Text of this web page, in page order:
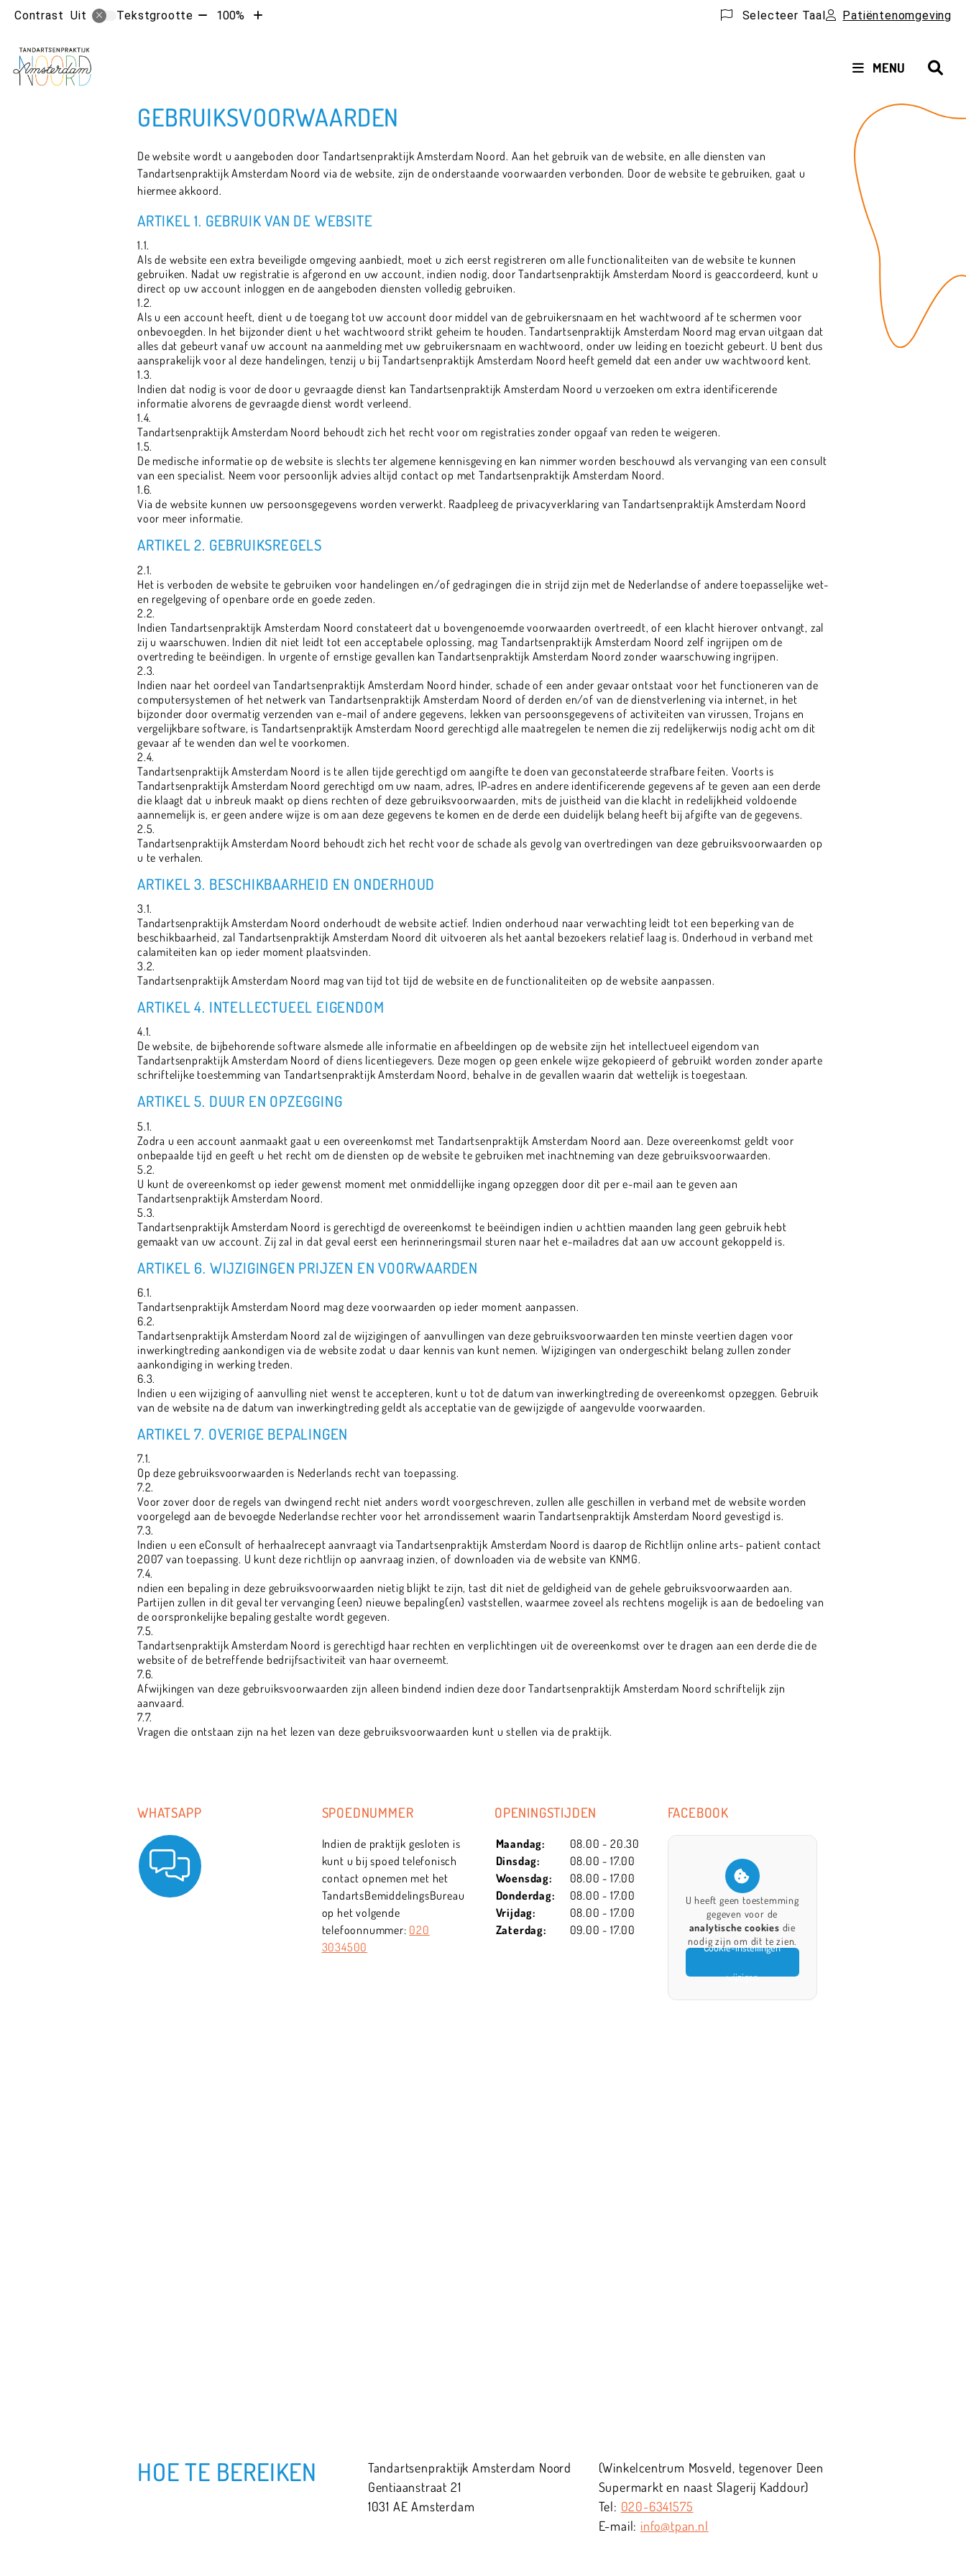
Contrast Uit Tekstgrootte Tekst100%
Tekst
Selecteer Taal Patiëntenomgeving
MENU
GEBRUIKSVOORWAARDEN
De website wordt u aangeboden door Tandartsenpraktijk Amsterdam Noord. Aan het gebruik van de website, en alle diensten van
Tandartsenpraktijk Amsterdam Noord via de website, zijn de onderstaande voorwaarden verbonden. Door de website te gebruiken, gaat u
hiermee akkoord.
ARTIKEL 1. GEBRUIK VAN DE WEBSITE
1.1.
Als de website een extra beveiligde omgeving aanbiedt, moet u zich eerst registreren om alle functionaliteiten van de website te kunnen
gebruiken. Nadat uw registratie is afgerond en uw account, indien nodig, door Tandartsenpraktijk Amsterdam Noord is geaccordeerd, kunt u
direct op uw account inloggen en de aangeboden diensten volledig gebruiken.
1.2.
Als u een account heeft, dient u de toegang tot uw account door middel van de gebruikersnaam en het wachtwoord af te schermen voor
onbevoegden. In het bijzonder dient u het wachtwoord strikt geheim te houden. Tandartsenpraktijk Amsterdam Noord mag ervan uitgaan dat
alles dat gebeurt vanaf uw account na aanmelding met uw gebruikersnaam en wachtwoord, onder uw leiding en toezicht gebeurt. U bent dus
aansprakelijk voor al deze handelingen, tenzij u bij Tandartsenpraktijk Amsterdam Noord heeft gemeld dat een ander uw wachtwoord kent.
1.3.
Indien dat nodig is voor de door u gevraagde dienst kan Tandartsenpraktijk Amsterdam Noord u verzoeken om extra identificerende
informatie alvorens de gevraagde dienst wordt verleend.
1.4.
Tandartsenpraktijk Amsterdam Noord behoudt zich het recht voor om registraties zonder opgaaf van reden te weigeren.
1.5.
De medische informatie op de website is slechts ter algemene kennisgeving en kan nimmer worden beschouwd als vervanging van een consult
van een specialist. Neem voor persoonlijk advies altijd contact op met Tandartsenpraktijk Amsterdam Noord.
1.6.
Via de website kunnen uw persoonsgegevens worden verwerkt. Raadpleeg de privacyverklaring van Tandartsenpraktijk Amsterdam Noord
voor meer informatie.
ARTIKEL 2. GEBRUIKSREGELS
2.1.
Het is verboden de website te gebruiken voor handelingen en/of gedragingen die in strijd zijn met de Nederlandse of andere toepasselijke wet-
en regelgeving of openbare orde en goede zeden.
2.2.
Indien Tandartsenpraktijk Amsterdam Noord constateert dat u bovengenoemde voorwaarden overtreedt, of een klacht hierover ontvangt, zal
zij u waarschuwen. Indien dit niet leidt tot een acceptabele oplossing, mag Tandartsenpraktijk Amsterdam Noord zelf ingrijpen om de
overtreding te beëindigen. In urgente of ernstige gevallen kan Tandartsenpraktijk Amsterdam Noord zonder waarschuwing ingrijpen.
2.3.
Indien naar het oordeel van Tandartsenpraktijk Amsterdam Noord hinder, schade of een ander gevaar ontstaat voor het functioneren van de
computersystemen of het netwerk van Tandartsenpraktijk Amsterdam Noord of derden en/of van de dienstverlening via internet, in het
bijzonder door overmatig verzenden van e-mail of andere gegevens, lekken van persoonsgegevens of activiteiten van virussen, Trojans en
vergelijkbare software, is Tandartsenpraktijk Amsterdam Noord gerechtigd alle maatregelen te nemen die zij redelijkerwijs nodig acht om dit
gevaar af te wenden dan wel te voorkomen.
2.4.
Tandartsenpraktijk Amsterdam Noord is te allen tijde gerechtigd om aangifte te doen van geconstateerde strafbare feiten. Voorts is
Tandartsenpraktijk Amsterdam Noord gerechtigd om uw naam, adres, IP-adres en andere identificerende gegevens af te geven aan een derde
die klaagt dat u inbreuk maakt op diens rechten of deze gebruiksvoorwaarden, mits de juistheid van die klacht in redelijkheid voldoende
aannemelijk is, er geen andere wijze is om aan deze gegevens te komen en de derde een duidelijk belang heeft bij afgifte van de gegevens.
2.5.
Tandartsenpraktijk Amsterdam Noord behoudt zich het recht voor de schade als gevolg van overtredingen van deze gebruiksvoorwaarden op
u te verhalen.
ARTIKEL 3. BESCHIKBAARHEID EN ONDERHOUD
3.1.
Tandartsenpraktijk Amsterdam Noord onderhoudt de website actief. Indien onderhoud naar verwachting leidt tot een beperking van de
beschikbaarheid, zal Tandartsenpraktijk Amsterdam Noord dit uitvoeren als het aantal bezoekers relatief laag is. Onderhoud in verband met
calamiteiten kan op ieder moment plaatsvinden.
3.2.
Tandartsenpraktijk Amsterdam Noord mag van tijd tot tijd de website en de functionaliteiten op de website aanpassen.
ARTIKEL 4. INTELLECTUEEL EIGENDOM
4.1.
De website, de bijbehorende software alsmede alle informatie en afbeeldingen op de website zijn het intellectueel eigendom van
Tandartsenpraktijk Amsterdam Noord of diens licentiegevers. Deze mogen op geen enkele wijze gekopieerd of gebruikt worden zonder aparte
schriftelijke toestemming van Tandartsenpraktijk Amsterdam Noord, behalve in de gevallen waarin dat wettelijk is toegestaan.
ARTIKEL 5. DUUR EN OPZEGGING
5.1.
Zodra u een account aanmaakt gaat u een overeenkomst met Tandartsenpraktijk Amsterdam Noord aan. Deze overeenkomst geldt voor
onbepaalde tijd en geeft u het recht om de diensten op de website te gebruiken met inachtneming van deze gebruiksvoorwaarden.
5.2.
U kunt de overeenkomst op ieder gewenst moment met onmiddellijke ingang opzeggen door dit per e-mail aan te geven aan
Tandartsenpraktijk Amsterdam Noord.
5.3.
Tandartsenpraktijk Amsterdam Noord is gerechtigd de overeenkomst te beëindigen indien u achttien maanden lang geen gebruik hebt
gemaakt van uw account. Zij zal in dat geval eerst een herinneringsmail sturen naar het e-mailadres dat aan uw account gekoppeld is.
ARTIKEL 6. WIJZIGINGEN PRIJZEN EN VOORWAARDEN
6.1.
Tandartsenpraktijk Amsterdam Noord mag deze voorwaarden op ieder moment aanpassen.
6.2.
Tandartsenpraktijk Amsterdam Noord zal de wijzigingen of aanvullingen van deze gebruiksvoorwaarden ten minste veertien dagen voor
inwerkingtreding aankondigen via de website zodat u daar kennis van kunt nemen. Wijzigingen van ondergeschikt belang zullen zonder
aankondiging in werking treden.
6.3.
Indien u een wijziging of aanvulling niet wenst te accepteren, kunt u tot de datum van inwerkingtreding de overeenkomst opzeggen. Gebruik
van de website na de datum van inwerkingtreding geldt als acceptatie van de gewijzigde of aangevulde voorwaarden.
ARTIKEL 7. OVERIGE BEPALINGEN
7.1.
Op deze gebruiksvoorwaarden is Nederlands recht van toepassing.
7.2.
Voor zover door de regels van dwingend recht niet anders wordt voorgeschreven, zullen alle geschillen in verband met de website worden
voorgelegd aan de bevoegde Nederlandse rechter voor het arrondissement waarin Tandartsenpraktijk Amsterdam Noord gevestigd is.
7.3.
Indien u een eConsult of herhaalrecept aanvraagt via Tandartsenpraktijk Amsterdam Noord is daarop de Richtlijn online arts- patient contact
2007 van toepassing. U kunt deze richtlijn op aanvraag inzien, of downloaden via de website van KNMG.
7.4.
ndien een bepaling in deze gebruiksvoorwaarden nietig blijkt te zijn, tast dit niet de geldigheid van de gehele gebruiksvoorwaarden aan.
Partijen zullen in dit geval ter vervanging (een) nieuwe bepaling(en) vaststellen, waarmee zoveel als rechtens mogelijk is aan de bedoeling van
de oorspronkelijke bepaling gestalte wordt gegeven.
7.5.
Tandartsenpraktijk Amsterdam Noord is gerechtigd haar rechten en verplichtingen uit de overeenkomst over te dragen aan een derde die de
website of de betreffende bedrijfsactiviteit van haar overneemt.
7.6.
Afwijkingen van deze gebruiksvoorwaarden zijn alleen bindend indien deze door Tandartsenpraktijk Amsterdam Noord schriftelijk zijn
aanvaard.
7.7.
Vragen die ontstaan zijn na het lezen van deze gebruiksvoorwaarden kunt u stellen via de praktijk.
WHATSAPP SPOEDNUMMER
Indien de praktijk gesloten is
kunt u bij spoed telefonisch
contact opnemen met het
TandartsBemiddelingsBureau
op het volgende
telefoonnummer: 020
3034500
OPENINGSTIJDEN
Maandag:
08.00 - 20.30
Dinsdag:
08.00 - 17.00
Woensdag:
08.00 - 17.00
Donderdag:
08.00 - 17.00
Vrijdag:
08.00 - 17.00
Zaterdag:
09.00 - 17.00
FACEBOOK
U heeft geen toestemming
gegeven voor de
analytische cookies die
nodig zijn om dit te zien.
Cookie-instellingen
wijzigen
HOE TE BEREIKEN
Tandartsenpraktijk Amsterdam Noord
Gentiaanstraat 21
1031 AE Amsterdam
(Winkelcentrum Mosveld, tegenover Deen
Supermarkt en naast Slagerij Kaddour)
020-6341575
info@tpan.nl